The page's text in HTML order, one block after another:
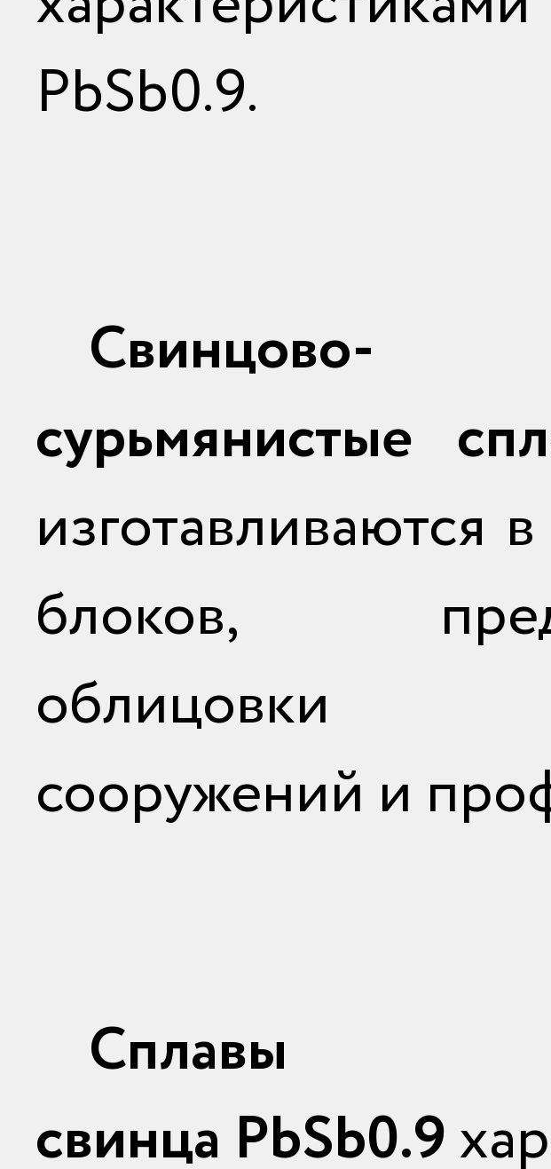
PbSb0.9.
Свинцово-
сурьмянистые
изготавливаются
блоков,
облицовки
сооружений и
Сплавы
свинца PbSb0.9